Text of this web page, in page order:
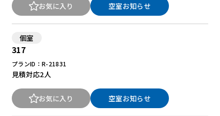
お気に入り 空室お知らせ
個室
317
プランID：R-21831
見積対応2人
お気に入り 空室お知らせ